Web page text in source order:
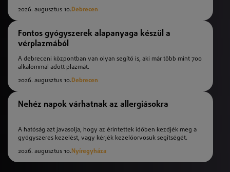
2026. augusztus 10.Debrecen
Fontos gyógyszerek alapanyaga készül a
vérplazmából
A debreceni központban van olyan segítő is, aki már több mint 700
alkalommal adott plazmát.
2026. augusztus 10.Debrecen
Nehéz napok várhatnak az allergiásokra
A hatóság azt javasolja, hogy az érintettek időben kezdjék meg a
gyógyszeres kezelést, vagy kérjék kezelőorvosuk segítségét.
2026. augusztus 10. Nyíregyháza